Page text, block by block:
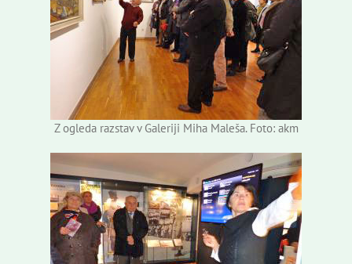
Z ogleda razstav v Galeriji Miha Maleša. Foto: akm